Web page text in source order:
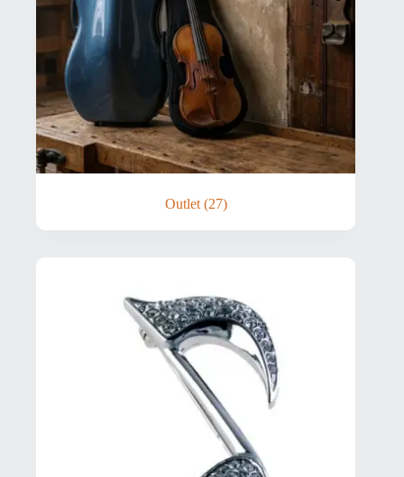
Outlet (27)